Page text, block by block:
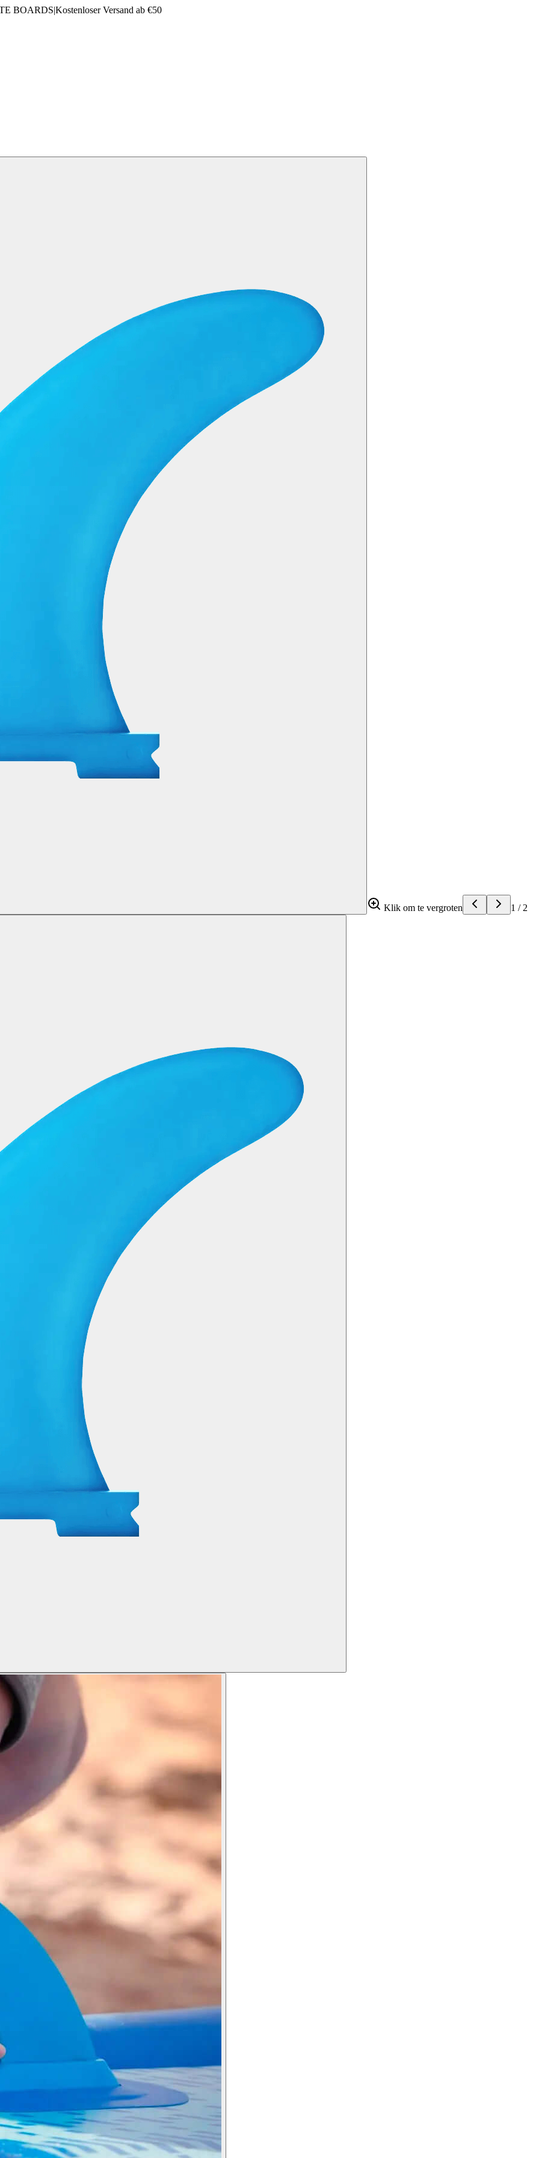
BOARDS|Kostenloser Versand ab €50
Klik om te vergroten 1 / 2